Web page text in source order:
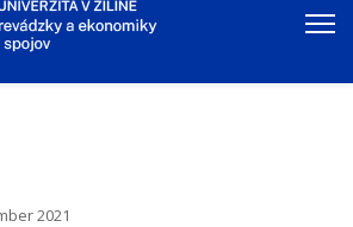
2021